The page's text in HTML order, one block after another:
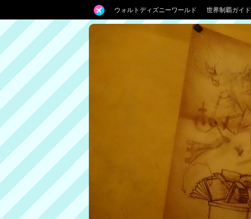
ウォルトディズニーワールド 世界制覇ガイド